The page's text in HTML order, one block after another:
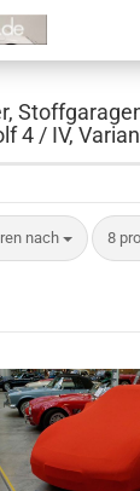
4 / IV,
nach 8